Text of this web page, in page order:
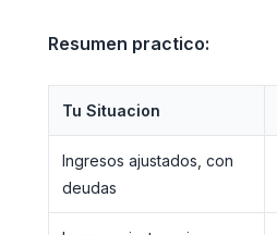
Resumen practico:
Tu Situacion
Ingresos ajustados, con
deudas